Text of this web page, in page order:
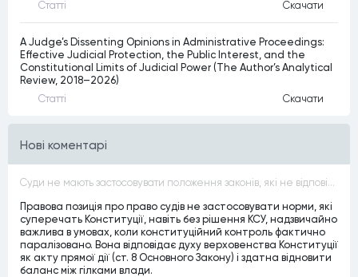
Статтi Скачати
A Judge’s Dissenting Opinions in Administrative Proceedings:
Effective Judicial Protection, the Public Interest, and the
Constitutional Limits of Judicial Power (The Author’s Analytical
Review, 2018–2026)
Статтi Скачати
Нові коментарі
Суди не мають застосовувати положення законів, які не відповідають Конституції, незалежно від того, чи визнавалися вони Конституційним Судом України неконституційними, тобто закони, що суперечать Конституції України не можуть застосовуватися навіть у випадках, коли вони є чинними
Правова позиція про право судів не застосовувати норми, які
суперечать Конституції, навіть без рішення КСУ, надзвичайно
важлива в умовах, коли конституційний контроль фактично
паралізовано. Вона відповідає духу верховенства Конституції
як акту прямої дії (ст. 8 Основного Закону) і здатна відновити
баланс між гілками влади.